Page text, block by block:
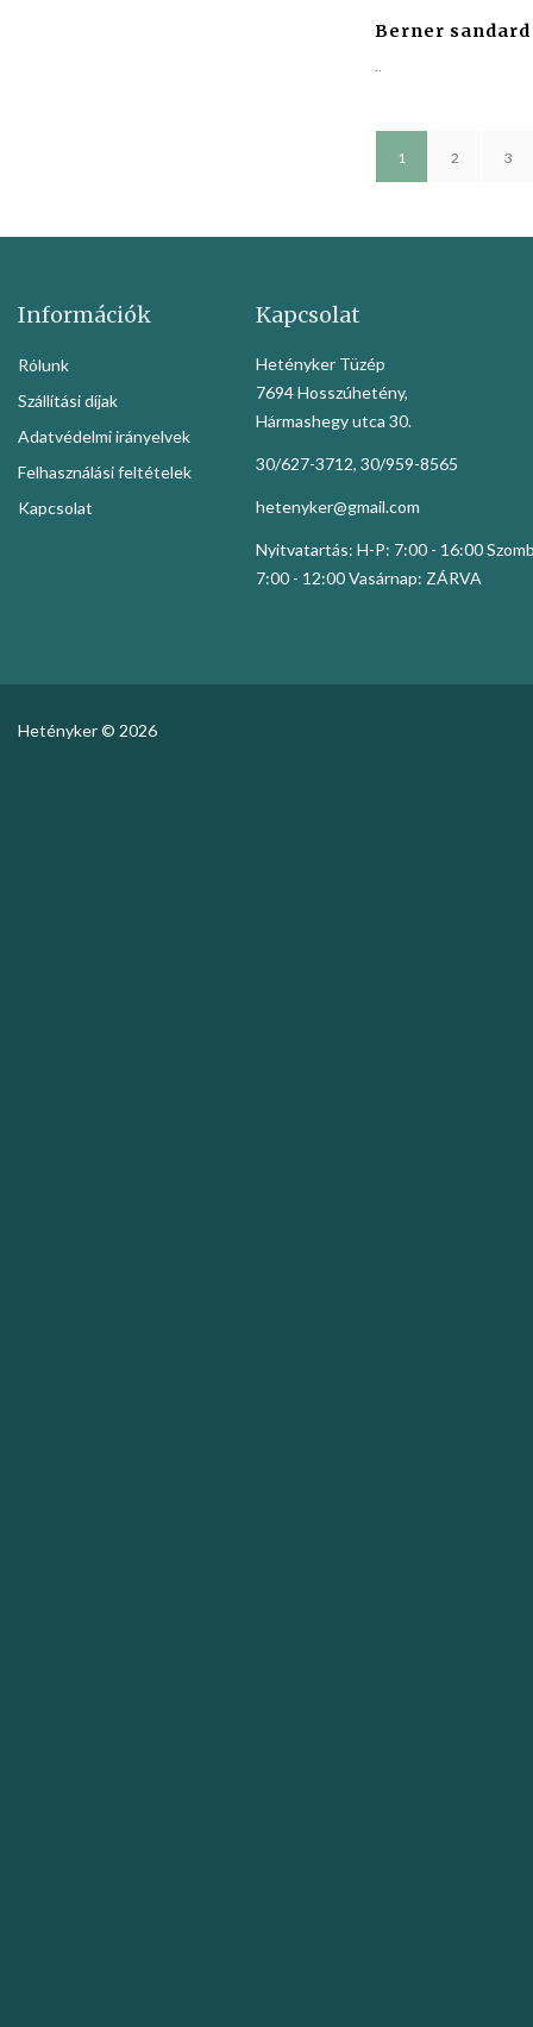
Berner
1 2 3
Információk
Rólunk
Szállítási díjak
Adatvédelmi irányelvek
Felhasználási feltételek
Kapcsolat
Kapcsolat
Hetényker Tüzép
7694 Hosszúhetény,
Hármashegy utca 30.
30/627-3712, 30/959-8565
hetenyker@gmail.com
Nyitvatartás: H-P: 7:00 - 16:00
7:00 - 12:00 Vasárnap: ZÁRVA
Hetényker © 2026